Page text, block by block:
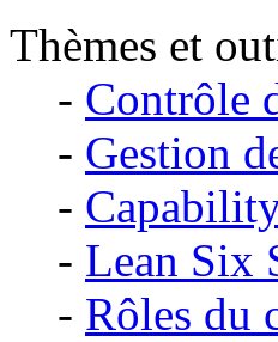
Thèmes et
- Contrôle
- Gestion
-
- Lean Six
- Rôles du